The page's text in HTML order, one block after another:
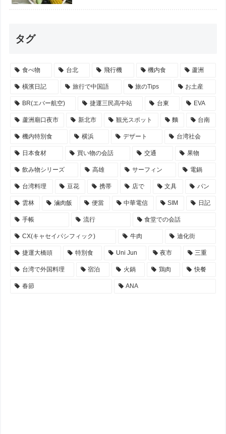
タグ
食べ物 台北 飛行機 機内食 蘆洲
橫濱日記 旅行で中国語 旅のTips お土産
BR(エバー航空) 捷運三民高中站 台東 EVA
蘆洲廟口夜市 新北市 観光スポット 麵 台南
機内特別食 横浜 デザート 台湾社会
日本食材 買い物の会話 交通 果物
飲み物シリーズ 高雄 サーフィン 電鍋
台湾料理 豆花 携帯 店で 文具 パン
雲林 滷肉飯 便當 中華電信 SIM 日記
手帳 流行 食堂での会話
CX(キャセイパシフィック) 牛肉 迪化街
捷運大橋頭 特別食 Uni Jun 夜市 三重
台湾で外国料理 宿泊 火鍋 鶏肉 快餐
春節 ANA